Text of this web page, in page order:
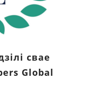
свае
Global